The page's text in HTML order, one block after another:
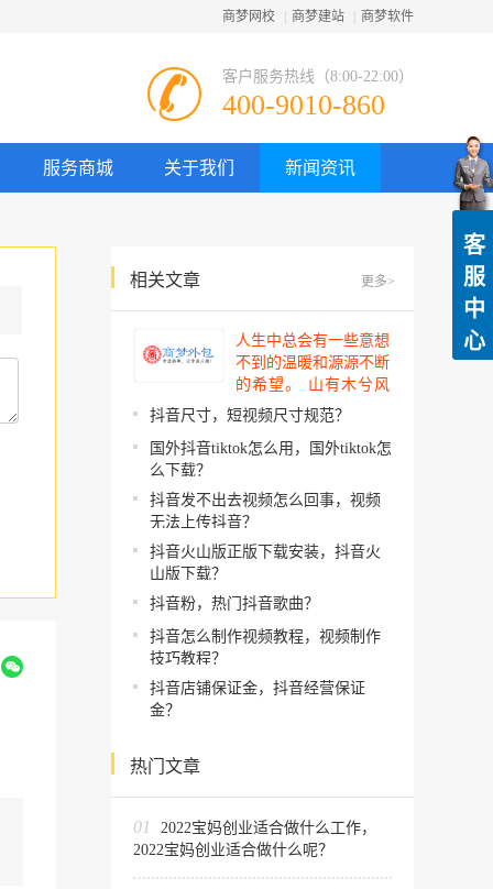
商梦网校 商梦建站 商梦软件
客户服务热线（8:00-22:00）
400-9010-860
服务商城 关于我们 新闻资讯
相关文章 更多>
人生中总会有一些意想
不到的温暖和源源不断
的希望。 山有木兮风
吹过，你的心思我都明
你。 你建起…
抖音尺寸，短视频尺寸规范？
国外抖音tiktok怎么用，国外tiktok怎
么下载？
抖音发不出去视频怎么回事，视频
无法上传抖音？
抖音火山版正版下载安装，抖音火
山版下载？
抖音粉，热门抖音歌曲？
抖音怎么制作视频教程，视频制作
技巧教程？
抖音店铺保证金，抖音经营保证
金？
热门文章
01
2022宝妈创业适合做什么工作，
2022宝妈创业适合做什么呢？
客
服
中
心